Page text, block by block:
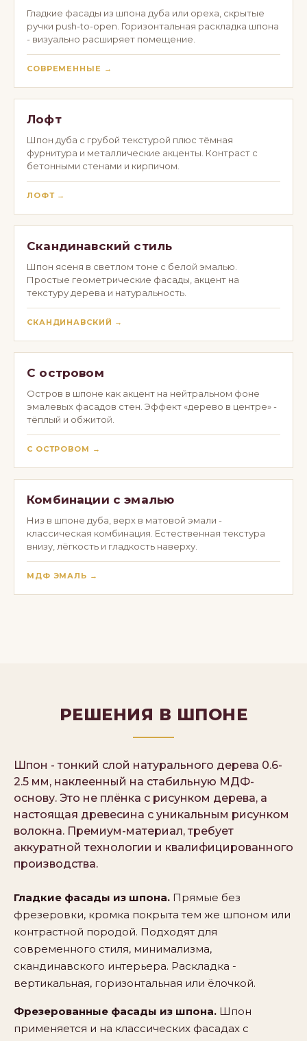
Гладкие фасады из шпона дуба или ореха, скрытые
ручки push-to-open. Горизонтальная раскладка шпона
- визуально расширяет помещение.
СОВРЕМЕННЫЕ →
Лофт
Шпон дуба с грубой текстурой плюс тёмная
фурнитура и металлические акценты. Контраст с
бетонными стенами и кирпичом.
ЛОФТ →
Скандинавский стиль
Шпон ясеня в светлом тоне с белой эмалью.
Простые геометрические фасады, акцент на
текстуру дерева и натуральность.
СКАНДИНАВСКИЙ →
С островом
Остров в шпоне как акцент на нейтральном фоне
эмалевых фасадов стен. Эффект «дерево в центре» -
тёплый и обжитой.
С ОСТРОВОМ →
Комбинации с эмалью
Низ в шпоне дуба, верх в матовой эмали -
классическая комбинация. Естественная текстура
внизу, лёгкость и гладкость наверху.
МДФ ЭМАЛЬ →
РЕШЕНИЯ В ШПОНЕ
Шпон - тонкий слой натурального дерева 0.6-
2.5 мм, наклеенный на стабильную МДФ-
основу. Это не плёнка с рисунком дерева, а
настоящая древесина с уникальным рисунком
волокна. Премиум-материал, требует
аккуратной технологии и квалифицированного
производства.
Гладкие фасады из шпона. Прямые без
фрезеровки, кромка покрыта тем же шпоном или
контрастной породой. Подходят для
современного стиля, минимализма,
скандинавского интерьера. Раскладка -
вертикальная, горизонтальная или ёлочкой.
Фрезерованные фасады из шпона. Шпон
применяется и на классических фасадах с